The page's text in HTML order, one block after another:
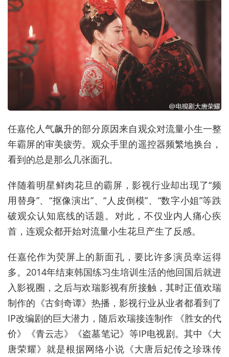
任嘉伦人气飙升的部分原因来自观众对流量小生一整
年霸屏的审美疲劳。观众手里的遥控器频繁地换台，
看到的总是那么几张面孔。
伴随着明星鲜肉花旦的霸屏，影视行业却出现了“频
用替身”、“抠像演出”、“人皮倒模”、“数字小姐”等跌
破观众认知底线的话题。对此，不仅业内人痛心疾
首，连观众都开始对流量小生花旦产生了反感。
任嘉伦作为荧屏上的新面孔，要比许多演员幸运得
多。2014年结束韩国练习生培训生活的他回国后就进
入影视圈，之后与欢瑞影视有所接触，其时正值欢瑞
制作的《古剑奇谭》热播，影视行业从业者都看到了
IP改编剧的巨大潜力，随后欢瑞接连制作 《胜女的代
价》《青云志》《盗墓笔记》等IP电视剧。其中《大
唐荣耀》就是根据网络小说《大唐后妃传之珍珠传